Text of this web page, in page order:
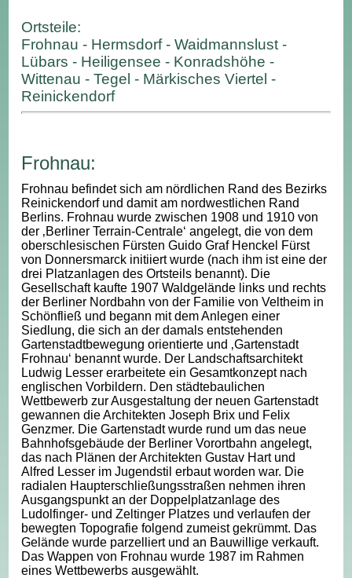
Ortsteile:
Frohnau - Hermsdorf - Waidmannslust -
Lübars - Heiligensee - Konradshöhe -
Wittenau - Tegel - Märkisches Viertel -
Reinickendorf
Frohnau:
Frohnau befindet sich am nördlichen Rand des Bezirks
Reinickendorf und damit am nordwestlichen Rand
Berlins. Frohnau wurde zwischen 1908 und 1910 von
der ‚Berliner Terrain-Centrale‘ angelegt, die von dem
oberschlesischen Fürsten Guido Graf Henckel Fürst
von Donnersmarck initiiert wurde (nach ihm ist eine der
drei Platzanlagen des Ortsteils benannt). Die
Gesellschaft kaufte 1907 Waldgelände links und rechts
der Berliner Nordbahn von der Familie von Veltheim in
Schönfließ und begann mit dem Anlegen einer
Siedlung, die sich an der damals entstehenden
Gartenstadtbewegung orientierte und ‚Gartenstadt
Frohnau‘ benannt wurde. Der Landschaftsarchitekt
Ludwig Lesser erarbeitete ein Gesamtkonzept nach
englischen Vorbildern. Den städtebaulichen
Wettbewerb zur Ausgestaltung der neuen Gartenstadt
gewannen die Architekten Joseph Brix und Felix
Genzmer. Die Gartenstadt wurde rund um das neue
Bahnhofsgebäude der Berliner Vorortbahn angelegt,
das nach Plänen der Architekten Gustav Hart und
Alfred Lesser im Jugendstil erbaut worden war. Die
radialen Haupterschließungsstraßen nehmen ihren
Ausgangspunkt an der Doppelplatzanlage des
Ludolfinger- und Zeltinger Platzes und verlaufen der
bewegten Topografie folgend zumeist gekrümmt. Das
Gelände wurde parzelliert und an Bauwillige verkauft.
Das Wappen von Frohnau wurde 1987 im Rahmen
eines Wettbewerbs ausgewählt.